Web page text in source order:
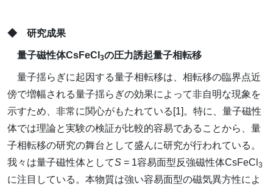
◆ 研究成果
量子磁性体CsFeCl 3の圧力誘起量子相転移
量子揺らぎに起因する量子相転移は、相転移の臨界点近
傍で増幅される量子揺らぎの効果によって非自明な現象を
示すため、非常に関心がもたれている[1]。特に、量子磁性
体では理論と実験の検証が比較的容易であることから、量
子相転移の研究の舞台として盛んに研究が行われている。
我々は量子磁性体としてS = 1容易面型反強磁性体CsFeCl 3
に注目している。本物質は強い容易面型の磁気異方性によ